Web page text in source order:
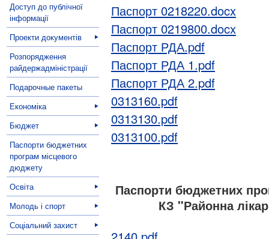
Доступ до публічної
інформації
Проекти документів
Розпорядження
райдержадміністрації
Подарочные пакеты
Економіка
Бюджет
Паспорти бюджетних
програм місцевого
дюджету
Освіта
Молодь і спорт
Соціальний захист
Паспорт 0218220.docx
Паспорт 0219800.docx
Паспорт РДА.pdf
Паспорт РДА 1.pdf
Паспорт РДА 2.pdf
0313160.pdf
0313130.pdf
0313100.pdf
Паспорти бюджетних
КЗ "Районна